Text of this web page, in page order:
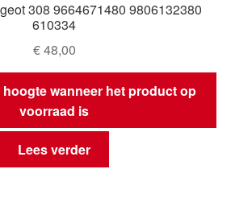
308 9664671480 9806132380
610334
€48,00
wanneer het product op
voorraad is
Lees verder